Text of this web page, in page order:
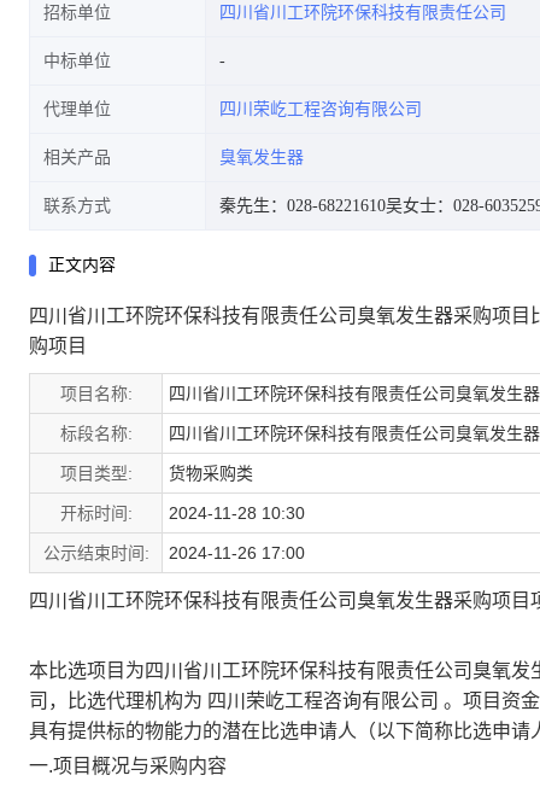
招标单位 四川省川工环院环保科技有限责任公司
中标单位
代理单位 四川荣屹工程咨询有限公司
相关产品 臭氧发生器
联系方式 秦先生：028-68221610吴女士：028-
正文内容
四川省川工环院环保科技有限责任公司臭氧发生器采购项
购项目
项目名称: 四川省川工环院环保科技有限责任公司臭氧发生
标段名称: 四川省川工环院环保科技有限责任公司臭氧发生
项目类型: 货物采购类
开标时间: 2024-11-28 10:30
公示结束时间: 2024-11-26 17:00
四川省川工环院环保科技有限责任公司臭氧发生器采购项目
本比选项目为四川省川工环院环保科技有限责任公司臭氧发
司 ，比选代理机构为 四川荣屹工程咨询有限公司 。项目资金
具有提供标的物能力的潜在比选申请人（以下简称比选申请
一.项目概况与采购内容